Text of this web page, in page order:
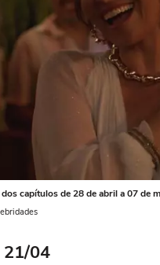
capítulos de 28 de abril a 07 de
04